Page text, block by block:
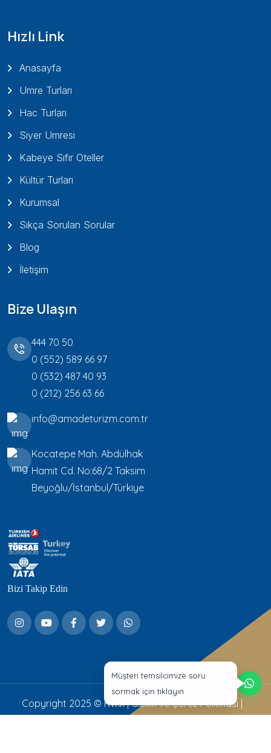
Hızlı Link
Anasayfa
Umre Turları
Hac Turları
Siyer Umresi
Kabeye Sıfır Oteller
Kültür Turları
Kurumsal
Sıkça Sorulan Sorular
Blog
İletişim
Bize Ulaşın
444 70 50
0 (552) 589 66 97
0 (532) 487 40 93
0 (212) 256 63 66
info@amadeturizm.com.tr
Kocatepe Mah. Abdülhak
Hamit Cd. No:68/2 Taksim
Beyoğlu/İstanbul/Türkiye
Bizi Takip Edin
Copyright 2025 © Kvkk|Gizlilik ve Çerez Politikası |
Müşteri temsilcimize soru
sormak için tıklayın